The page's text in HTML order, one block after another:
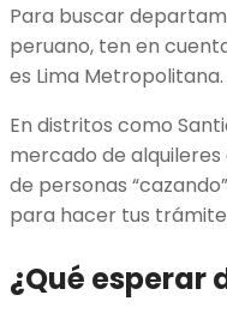
Para buscar
peruano, ten en
es Lima Metropolitana.
En distritos como
mercado de
de personas
para hacer tus
¿Qué esperar